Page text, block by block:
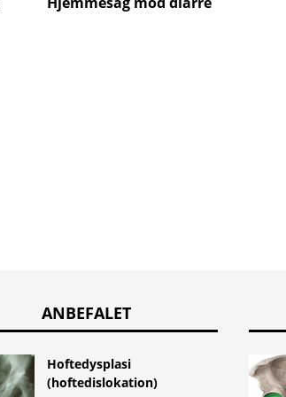
ANBEFALET
Hoftedysplasi
(hoftedislokation)